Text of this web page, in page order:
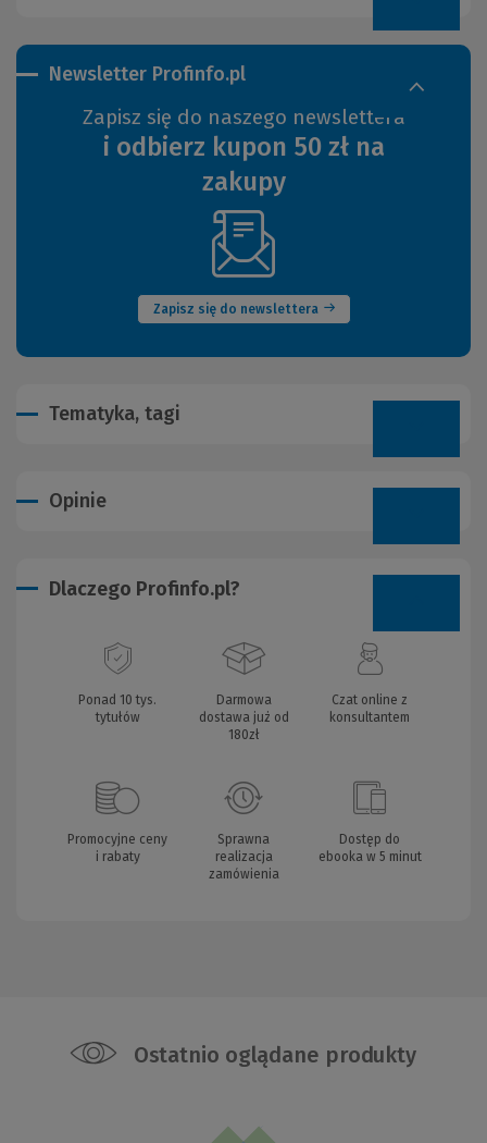
Newsletter Profinfo.pl
Zapisz się do naszego newslettera
i odbierz kupon 50 zł na
zakupy
Zapisz się do newslettera
(Nowe
okno)
Tematyka, tagi
Opinie
Dlaczego Profinfo.pl?
Ponad 10 tys.
tytułów
Darmowa
dostawa już od
180zł
Czat online z
konsultantem
Promocyjne ceny
i rabaty
Sprawna
realizacja
zamówienia
Dostęp do
ebooka w 5 minut
Ostatnio oglądane produkty